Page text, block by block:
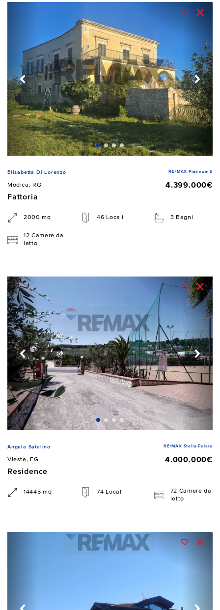
Elisabetta Di Lorenzo RE/MAX Platinum 6
Modica, RG
4.399.000€
Fattoria
2000 mq 46 Locali 3 Bagni
12 Camere da
letto
Angela Satalino RE/MAX Stella Polare
Vieste, FG
4.000.000€
Residence
14445 mq 74 Locali
72 Camere da
letto